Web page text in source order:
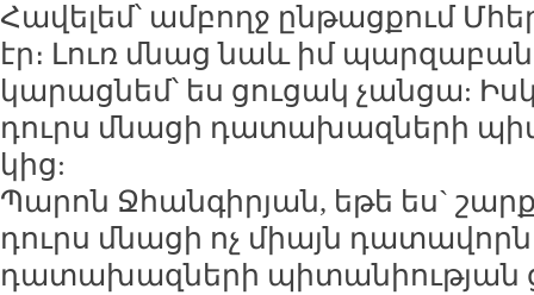
Հա­վե­լեմ՝ ամ­բողջ ըն­թաց­քում
էր։ Լուռ մնաց նաև իմ
կա­րաց­նեմ՝ ես ցու­ցակ չան­ցա:
դուրս մնա­ցի դա­տա­խազ­նե­րի
կից:
Պա­րոն Ջհան­գի­րյան, ե­թե ես`
դուրս մնա­ցի ոչ միայն
դա­տա­խազ­նե­րի պի­տա­նիու­թյան